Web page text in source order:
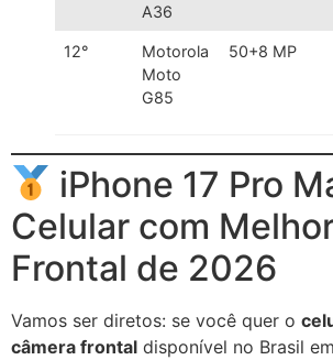
A36
12°
Motorola
Moto
G85
50+8 MP
iPhone 17 Pro
Celular com
Frontal de 2026
Vamos ser diretos: se você quer o
câmera frontal disponível no Brasil